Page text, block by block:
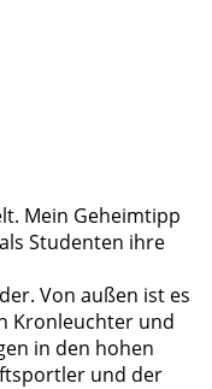
Mein Geheimtipp
Studenten ihre
Von außen ist es
Kronleuchter und
in den hohen
und der